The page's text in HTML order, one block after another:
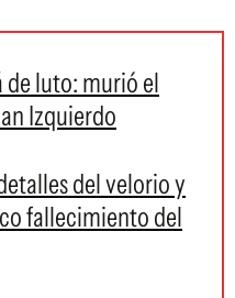
de luto: murió el
Izquierdo
del velorio y
fallecimiento del